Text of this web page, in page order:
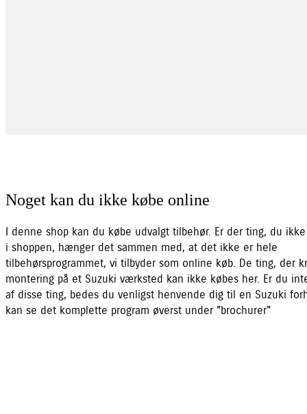
Noget kan du ikke købe online
I denne shop kan du købe udvalgt tilbehør. Er der ting, du
i shoppen, hænger det sammen med, at det ikke er hele
tilbehørsprogrammet, vi tilbyder som online køb. De ting, der
montering på et Suzuki værksted kan ikke købes her. Er du
af disse ting, bedes du venligst henvende dig til en Suzuki
kan se det komplette program øverst under "brochurer"